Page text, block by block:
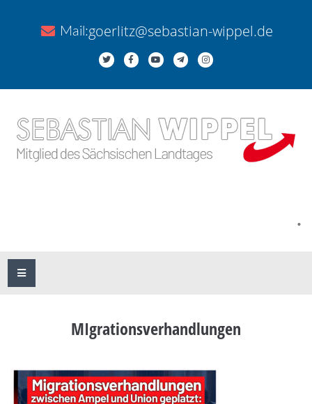
Mail:goerlitz@sebastian-wippel.de
.
MIgrationsverhandlungen